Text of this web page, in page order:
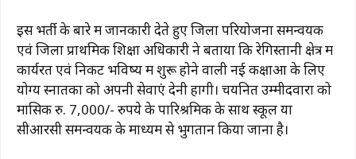
इस भर्ती के बारे में जानकारी देते हुए जिला परियोजना समन्वयक
एवं जिला प्राथमिक शिक्षा अधिकारी ने बताया कि रेगिस्तानी क्षेत्र में
कार्यरत एवं निकट भविष्य में शुरू होने वाली नई कक्षाओं के लिए
योग्य स्नातकों को अपनी सेवाएं देनी होंगी। चयनित उम्मीदवारों को
मासिक रु. 7,000/- रुपये के पारिश्रमिक के साथ स्कूल या
सीआरसी समन्वयक के माध्यम से भुगतान किया जाना है।